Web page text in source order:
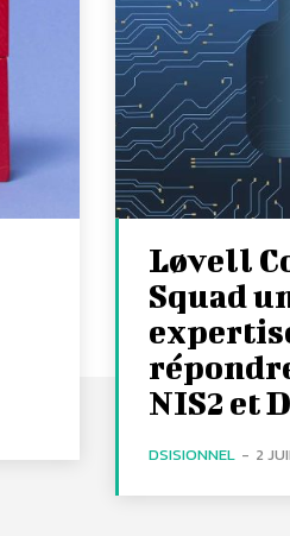
Løvell
Squad
NIS2 et
DSISIONNEL - 2